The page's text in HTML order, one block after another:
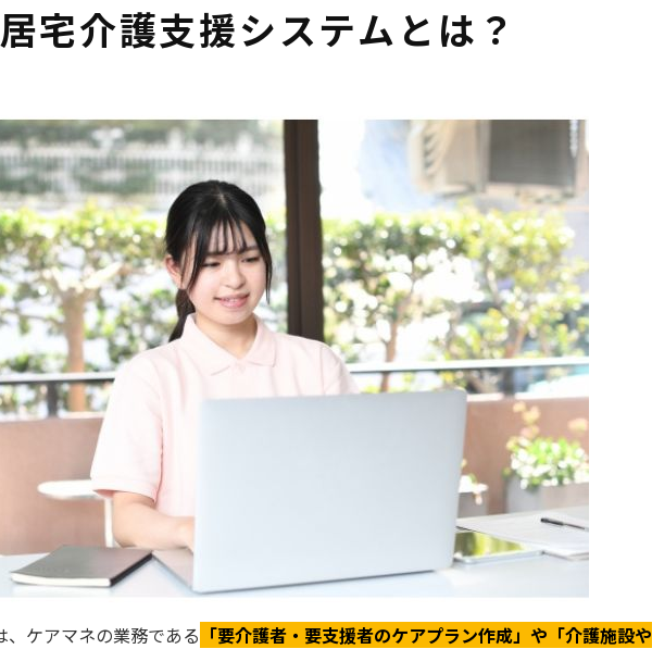
宅介護支援システムとは？
ケアマネの業務である 「要介護者・要支援者のケアプラン作成」や「介護施設や